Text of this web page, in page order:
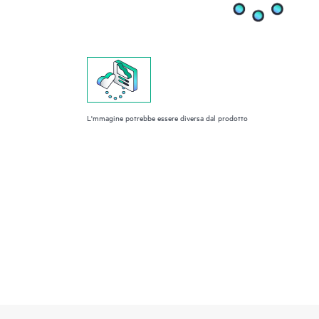
L'mmagine potrebbe essere diversa dal prodotto